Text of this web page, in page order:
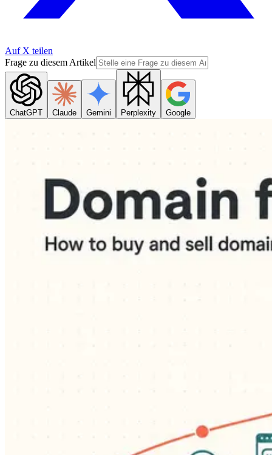
Auf X teilen
Frage zu diesem Artikel
ChatGPT Claude Gemini Perplexity Google